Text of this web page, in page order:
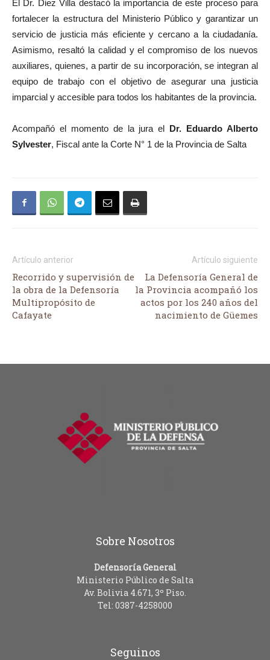
El Dr. Diez Villa destacó la importancia de este proceso para
fortalecer la estructura del Ministerio Público y garantizar un
servicio de justicia más eficiente y cercano a la ciudadanía.
Asimismo, resaltó la calidad y el compromiso de los nuevos
auxiliares, quienes, a partir de su incorporación, se integran al
equipo de trabajo con el objetivo de asegurar una justicia
imparcial y accesible para todos los habitantes de la provincia.
Acompañó el momento de la jura el Dr. Eduardo Alberto
Sylvester, Fiscal ante la Corte N° 1 de la Provincia de Salta
Artículo anterior
Recorrido y supervisión de
la obra de la Defensoría
Multipropósito de
Cafayate
Artículo siguiente
La Defensoría General de
la Provincia acompañó los
actos por los 240 años del
nacimiento de Güemes
Sobre Nosotros
Defensoría General
Ministerio Público de Salta
Av. Bolivia 4.671, 3º Piso.
Tel: 0387-4258000
Seguinos